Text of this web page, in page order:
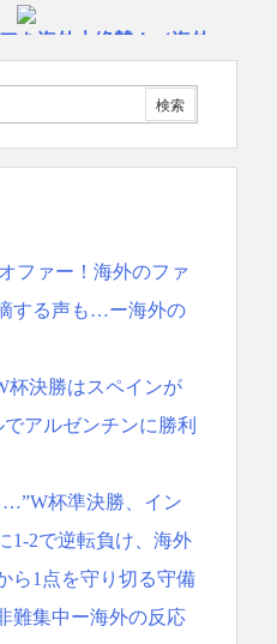
を海外大絶賛！（海外
飲料！」「1884年か
の本気に世界が驚愕
チ漬けへ「インド料理
ピッチ横断話題「ちゃ
大爆笑
見たことない!」「私の
は日常に戻っている
敬遠か四球か？！
テセ・六反・河井の3
ファー！海外のファ
する声も…ー海外の
杯決勝はスペインが
アルゼンチンに勝利
杯準決勝、イン
1-2で逆転負け、海外
ら1点を守り切る守備
難集中ー海外の反応